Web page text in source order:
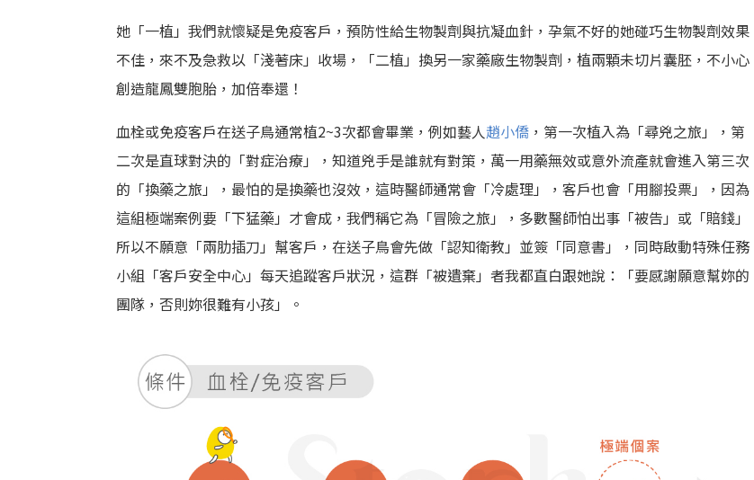
她「一植」我們就懷疑是免疫客戶，預防性給生物製劑與抗凝血針，孕氣不好的她碰巧生物製劑效果
不佳，來不及急救以「淺著床」收場，「二植」換另一家藥廠生物製劑，植兩顆未切片囊胚，不小心
創造龍鳳雙胞胎，加倍奉還！
血栓或免疫客戶在送子鳥通常植2~3次都會畢業，例如藝人趙小僑 ，第一次植入為「尋兇之旅」，第
二次是直球對決的「對症治療」，知道兇手是誰就有對策，萬一用藥無效或意外流產就會進入第三次
的「換藥之旅」，最怕的是換藥也沒效，這時醫師通常會「冷處理」，客戶也會「用腳投票」，因為
這組極端案例要「下猛藥」才會成，我們稱它為「冒險之旅」，多數醫師怕出事「被告」或「賠錢」
所以不願意「兩肋插刀」幫客戶，在送子鳥會先做「認知衛教」並簽「同意書」，同時啟動特殊任務
小組「客戶安全中心」每天追蹤客戶狀況，這群「被遺棄」者我都直白跟她說：「要感謝願意幫妳的
團隊，否則妳很難有小孩」。